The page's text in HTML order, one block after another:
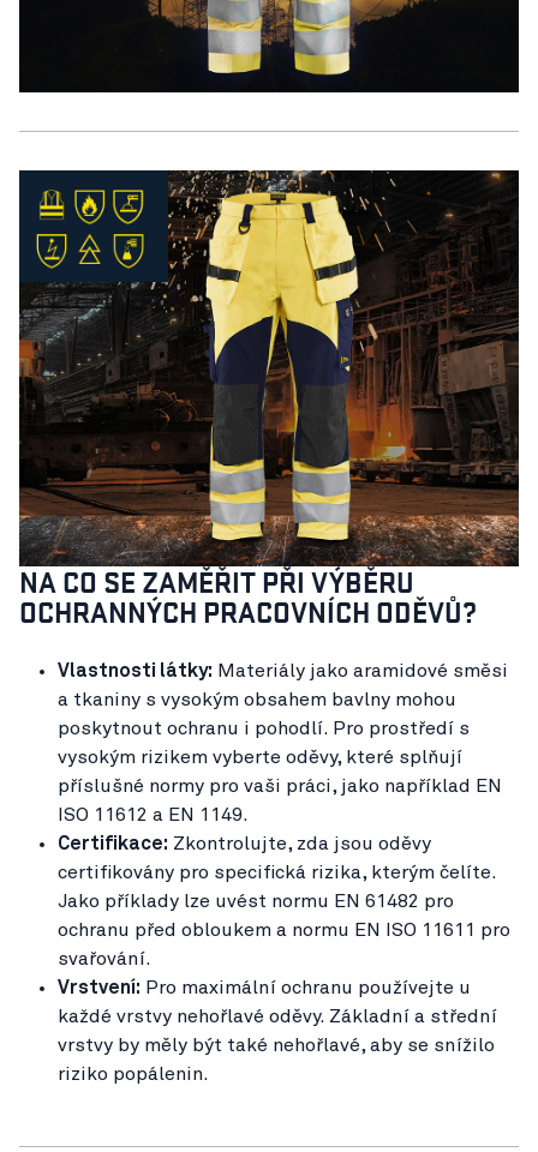
NA CO SE ZAMĚŘIT PŘI VÝBĚRU
OCHRANNÝCH PRACOVNÍCH ODĚVŮ?
Vlastnosti látky: Materiály jako aramidové směsi
a tkaniny s vysokým obsahem bavlny mohou
poskytnout ochranu i pohodlí. Pro prostředí s
vysokým rizikem vyberte oděvy, které splňují
příslušné normy pro vaši práci, jako například EN
ISO 11612 a EN 1149.
Certifikace: Zkontrolujte, zda jsou oděvy
certifikovány pro specifická rizika, kterým čelíte.
Jako příklady lze uvést normu EN 61482 pro
ochranu před obloukem a normu EN ISO 11611 pro
svařování.
Vrstvení: Pro maximální ochranu používejte u
každé vrstvy nehořlavé oděvy. Základní a střední
vrstvy by měly být také nehořlavé, aby se snížilo
riziko popálenin.